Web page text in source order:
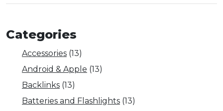
Categories
Accessories (13)
Android & Apple (13)
Backlinks (13)
Batteries and Flashlights (13)